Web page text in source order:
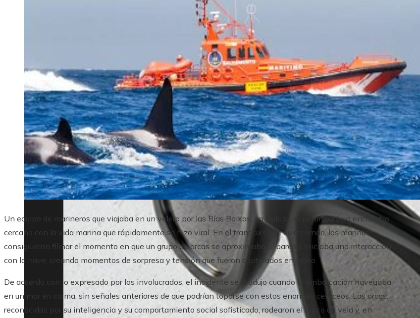
Un equipo de marineros que viajaba en un velero por las Rías Baixas, en Galicia, experimentó un encuentro
cercano con la vida marina que rápidamente se hizo viral. En el transcurso de su recorrido, los marinos
consiguieron filmar el momento en que un grupo de orcas se aproximaba al barco e iniciaba una interacción
con la nave, creando momentos de sorpresa y tensión que fueron capturados en video.
De acuerdo con lo expresado por los involucrados, el incidente se produjo cuando la embarcación navegaba
en un mar en calma, sin señales anteriores de que podrían toparse con estos enormes cetáceos. Las orcas,
reconocidas por su inteligencia y su comportamiento social sofisticado, rodearon el barco de vela y, en